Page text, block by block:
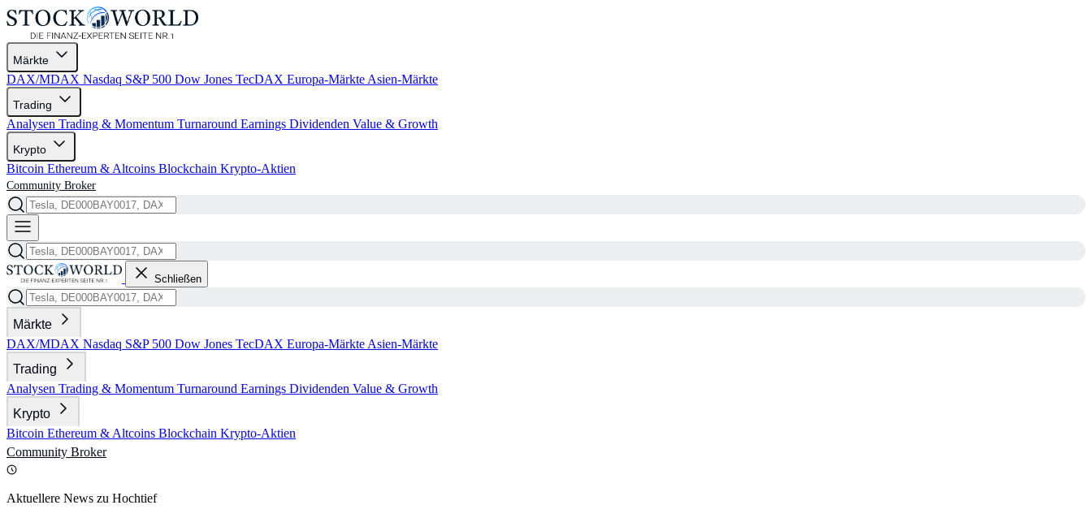
Märkte
DAX/MDAX Nasdaq S&P 500 Dow Jones TecDAX Europa-Märkte Asien-Märkte
Trading
Analysen Trading & Momentum Turnaround Earnings Dividenden Value & Growth
Krypto
Bitcoin Ethereum & Altcoins Blockchain Krypto-Aktien
Community Broker
Schließen
Märkte
DAX/MDAX Nasdaq S&P 500 Dow Jones TecDAX Europa-Märkte Asien-Märkte
Trading
Analysen Trading & Momentum Turnaround Earnings Dividenden Value & Growth
Krypto
Bitcoin Ethereum & Altcoins Blockchain Krypto-Aktien
Community Broker
Aktuellere News zu Hochtief